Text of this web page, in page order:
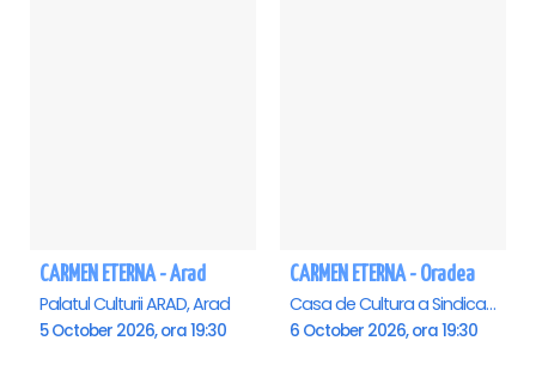
CARMEN ETERNA - Arad
Palatul Culturii ARAD, Arad
5 October 2026, ora 19:30
CARMEN ETERNA - Oradea
Casa de Cultura a Sindicatelor , Oradea
6 October 2026, ora 19:30